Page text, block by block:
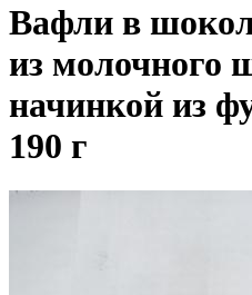
Вафли в
из молочного
начинкой из
190 г